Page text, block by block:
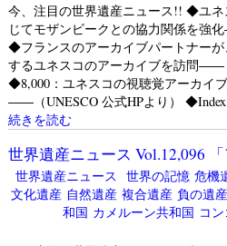
今、注目の世界遺産ニュース!! ◆ユネ
じてモザンビークとの協力関係を強
◆フランスのアーカイブパートナー
するユネスコのアーカイブを訪問――
◆8,000：ユネスコの視聴覚アーカイ
――（UNESCO 公式HPより）
続きを読む
世界遺産ニュース Vol.12,096
世界遺産ニュース 世界の記憶 危機
文化遺産 自然遺産 複合遺産 負の遺産
和国 カメルーン共和国 コ